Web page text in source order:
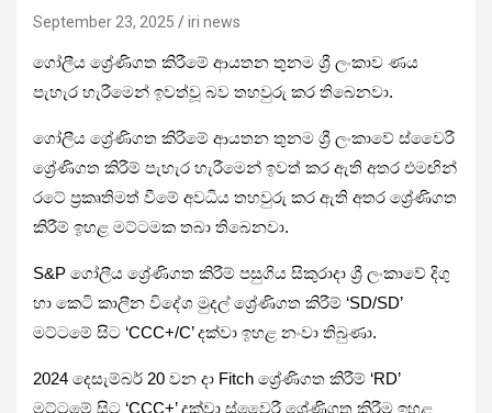
September 23, 2025 iri news
ගෝලීය ශ්‍රේණිගත කිරීමේ ආයතන තුනම ශ්‍රී ලංකාව ණය
පැහැර හැරීමෙන් ඉවත්වූ බව තහවුරු කර තිබෙනවා.
ගෝලීය ශ්‍රේණිගත කිරීමේ ආයතන තුනම ශ්‍රී ලංකාවේ ස්වෛරී
ශ්‍රේණිගත කිරීම් පැහැර හැරීමෙන් ඉවත් කර ඇති අතර එමඟින්
රටේ ප්‍රකෘතිමත් වීමේ අවධිය තහවුරු කර ඇති අතර ශ්‍රේණිගත
කිරීම් ඉහළ මට්ටමක තබා තිබෙනවා.
S&P ගෝලීය ශ්‍රේණිගත කිරීම් පසුගිය සිකුරාදා ශ්‍රී ලංකාවේ දිගු
හා කෙටි කාලීන විදේශ මුදල් ශ්‍රේණිගත කිරීම් ‘SD/SD’
මට්ටමේ සිට ‘CCC+/C’ දක්වා ඉහළ නංවා තිබුණා.
2024 දෙසැම්බර් 20 වන දා Fitch ශ්‍රේණිගත කිරීම් ‘RD’
මට්ටමේ සිට ‘CCC+’ දක්වා ස්වෛරී ශ්‍රේණිගත කිරීම ඉහළ